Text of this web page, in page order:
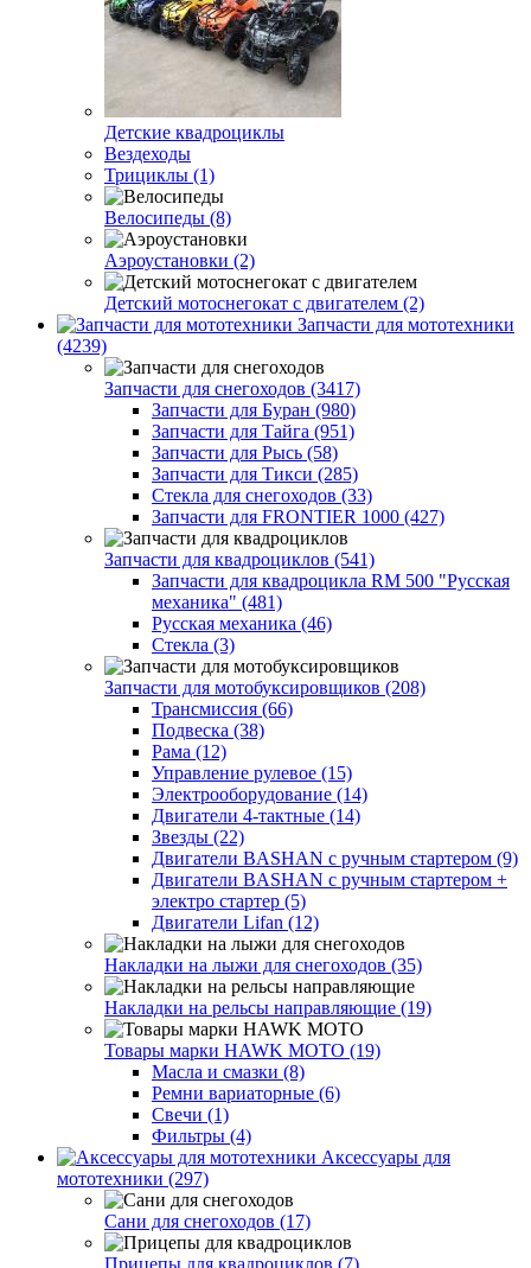
Детские квадроциклы
Вездеходы
Трициклы (1)
Велосипеды (8)
Аэроустановки (2)
Детский мотоснегокат с двигателем (2)
Запчасти для мототехники
(4239)
Запчасти для снегоходов (3417)
Запчасти для Буран (980)
Запчасти для Тайга (951)
Запчасти для Рысь (58)
Запчасти для Тикси (285)
Стекла для снегоходов (33)
Запчасти для FRONTIER 1000 (427)
Запчасти для квадроциклов (541)
Запчасти для квадроцикла RM 500 "Русская
механика" (481)
Русская механика (46)
Стекла (3)
Запчасти для мотобуксировщиков (208)
Трансмиссия (66)
Подвеска (38)
Рама (12)
Управление рулевое (15)
Электрооборудование (14)
Двигатели 4-тактные (14)
Звезды (22)
Двигатели BASHAN с ручным стартером (9)
Двигатели BASHAN с ручным стартером +
электро стартер (5)
Двигатели Lifan (12)
Накладки на лыжи для снегоходов (35)
Накладки на рельсы направляющие (19)
Товары марки HAWK MOTO (19)
Масла и смазки (8)
Ремни вариаторные (6)
Свечи (1)
Фильтры (4)
Аксессуары для
мототехники (297)
Сани для снегоходов (17)
Прицепы для квадроциклов (7)